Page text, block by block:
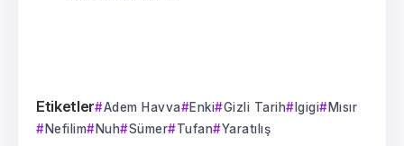
Etiketler Adem Havva Enki Gizli Tarih Igigi
Mısır
Nefilim
Nuh Sümer Tufan Yaratılış